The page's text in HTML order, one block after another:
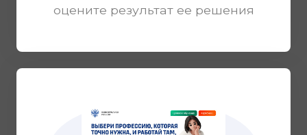
оцените результат ее решения